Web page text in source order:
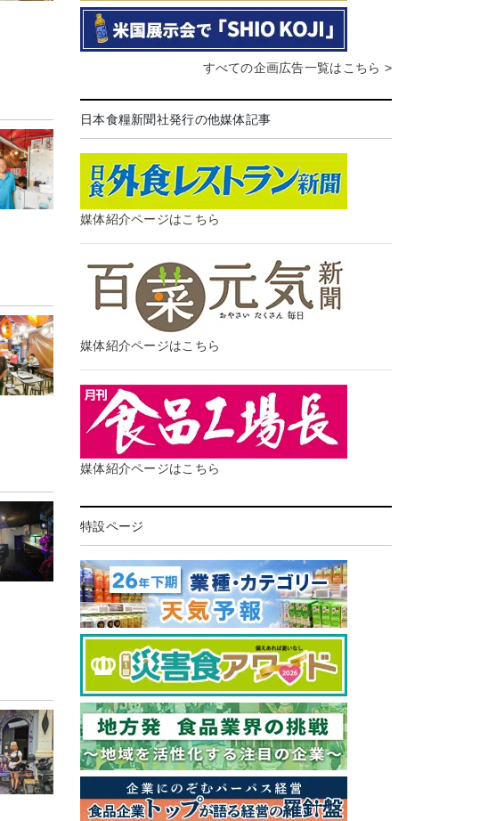
すべての企画広告一覧はこちら >
日本食糧新聞社発行の他媒体記事
媒体紹介ページはこちら
媒体紹介ページはこちら
媒体紹介ページはこちら
特設ページ